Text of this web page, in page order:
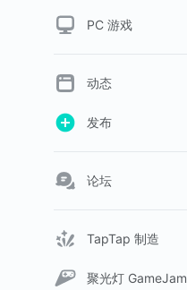
PC 游戏
动态
发布
论坛
TapTap 制造
聚光灯 GameJam